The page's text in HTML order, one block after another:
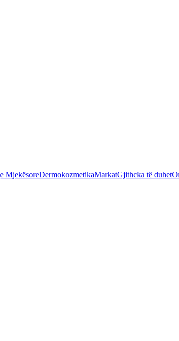
MjekësoreDermokozmetikaMarkatGjithcka të duhet